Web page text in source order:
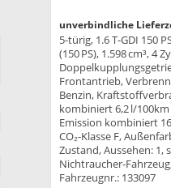
unverbindliche
5-türig, 1.6 T-GDI 150
(150 PS), 1.598 cm³, 4
Frontantrieb,
Benzin,
kombiniert 6,2 l/100km
Emission kombiniert
CO₂-Klasse F,
Zustand, Aussehen: 1,
Nichtraucher-
Fahrzeugnr.: 133097